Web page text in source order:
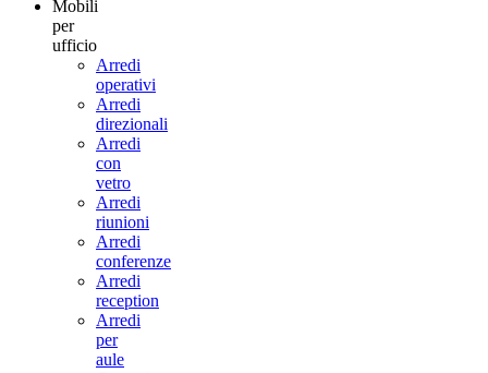
Mobili
per
ufficio
Arredi
operativi
Arredi
direzionali
Arredi
con
vetro
Arredi
riunioni
Arredi
conferenze
Arredi
reception
Arredi
per
aule